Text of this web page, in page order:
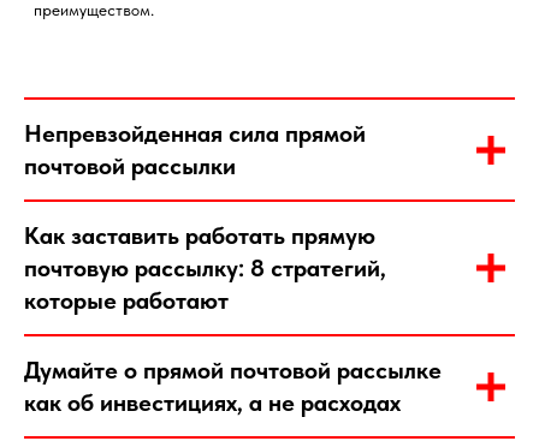
Непревзойденная сила прямой
почтовой рассылки
Как заставить работать прямую
почтовую рассылку: 8 стратегий,
которые работают
Думайте о прямой почтовой рассылке
как об инвестициях, а не расходах